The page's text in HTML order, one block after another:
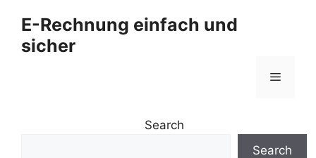
Inhalt
springen
E-Rechnung einfach und
sicher
Menü
Search
Search